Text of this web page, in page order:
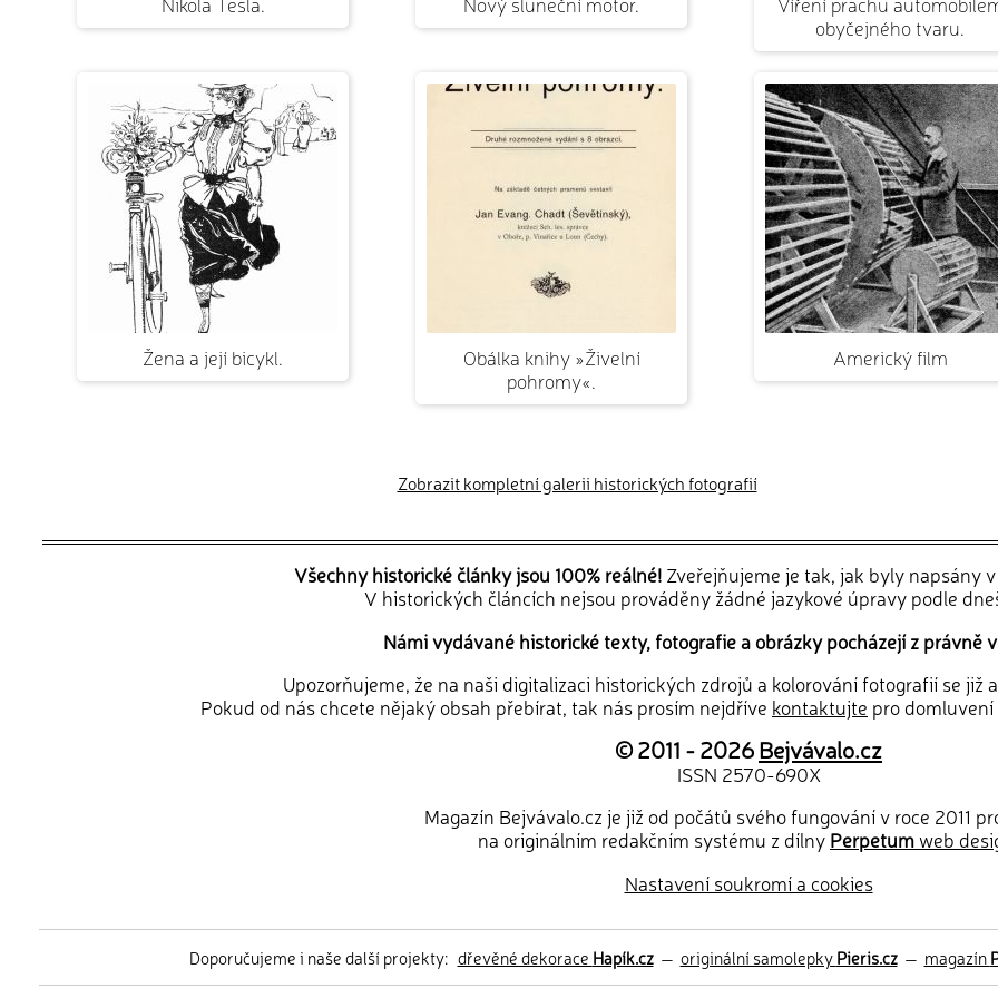
obyčejného tvaru.
Žena a její bicykl.
Obálka knihy »Živelní
pohromy«.
Americký film
Zobrazit kompletní galerii historických fotografií
Všechny historické články jsou 100% reálné! Zveřejňujeme je tak, jak byly napsány
V historických článcích nejsou prováděny žádné jazykové úpravy podle
Námi vydávané historické texty, fotografie a obrázky pocházejí z právně
Upozorňujeme, že na naši digitalizaci historických zdrojů a kolorování fotografií se již
Pokud od nás chcete nějaký obsah přebírat, tak nás prosím nejdříve kontaktujte pro
© 2011 - 2026Bejvávalo.cz
ISSN 2570-690X
Magazín Bejvávalo.cz je již od počátů svého fungování v roce 2011
na originálním redakčním systému z dílny Perpetumweb
Nastavení soukromí a cookies
Doporučujeme i naše další projekty: dřevěné dekorace Hapík.cz— originální samolepkyPieris.cz— magazín